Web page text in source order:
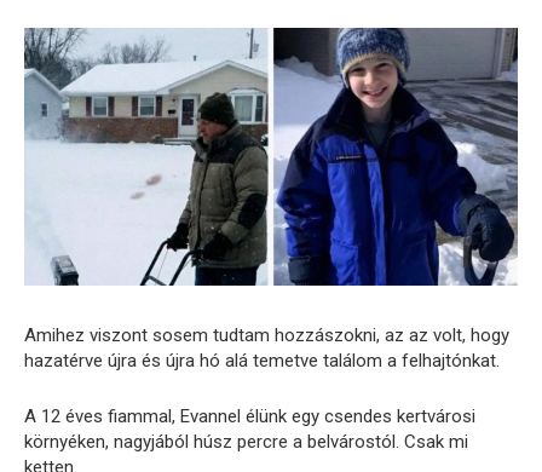
Amihez viszont sosem tudtam hozzászokni, az az volt, hogy
hazatérve újra és újra hó alá temetve találom a felhajtónkat.
A 12 éves fiammal, Evannel élünk egy csendes kertvárosi
környéken, nagyjából húsz percre a belvárostól. Csak mi
ketten.